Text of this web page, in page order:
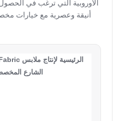
الأوروبية التي ترغب في
أنيقة وعصرية مع خيارات